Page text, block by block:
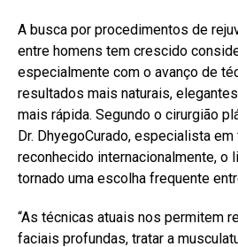
A busca por procedimentos de
entre homens tem crescido
especialmente com o avanço de
resultados mais naturais,
mais rápida. Segundo o cirurgião
Dr. DhyegoCurado, especialista
reconhecido internacionalmente, o
tornado uma escolha frequente
“As técnicas atuais nos permitem
faciais profundas, tratar a